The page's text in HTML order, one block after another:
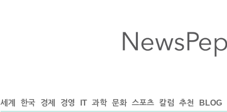
세계 한국 경제 경영 IT 과학 문화 스포츠 칼럼 추천 BLOG